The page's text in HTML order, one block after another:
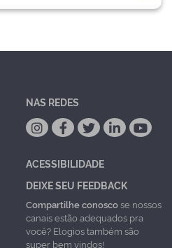
NAS REDES
ACESSIBILIDADE
DEIXE SEU FEEDBACK
Compartilhe conoscose nossos
canais estão adequados pra
você? Elogios também são
super bem vindos!